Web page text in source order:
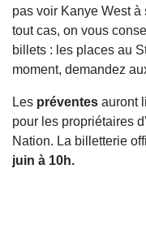
pas voir Kanye West
tout cas, on vous
billets : les places au
moment, demandez
Les préventes auront
pour les propriétaires
Nation. La billetterie
juin à 10h.